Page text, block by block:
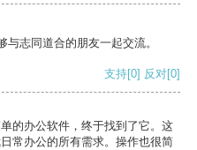
志同道合的朋友一起交流。
支持[0] 反对[0]
的办公软件，终于找到了它。这
常办公的所有需求。操作也很简